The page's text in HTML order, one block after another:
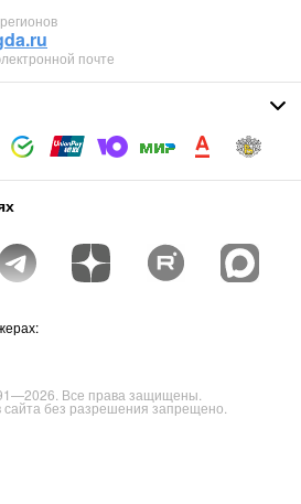
почте
Все права защищены.
без разрешения запрещено.